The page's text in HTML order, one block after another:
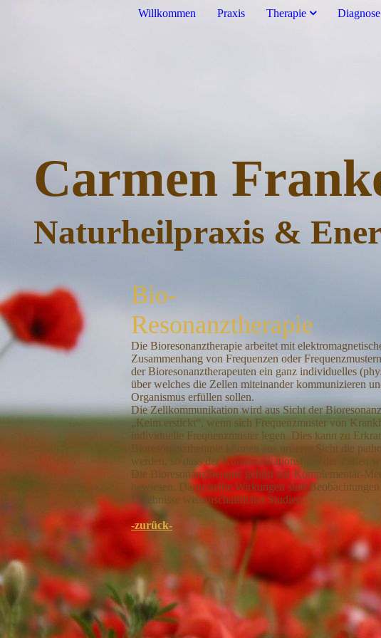
Willkommen Praxis Therapie Diagnose
Carmen
Naturheilpraxis &
Bio-
Resonanztherapie
Die Bioresonanztherapie arbeitet mit
Zusammenhang von Frequenzen oder
der Bioresonanztherapeuten ein ganz individuelles
über welches die Zellen miteinander kommunizieren
Organismus erfüllen sollen.
Die Zellkommunikation wird aus Sicht der
„Keim erstickt“, wenn sich Frequenzmuster von
individuelle Frequenzmuster legen. Dies kann zu
Bioresonanztherapie können aus unserer Sicht die
werden, so dass der Kommunikationsfluss der Zellen
Die Bioresonanztherapie gehört zur Komplementär-
bewiesen. Dargestellte Wirkungen sind
Ergebnisse wissenschaftlicher Studien.
-zurück-